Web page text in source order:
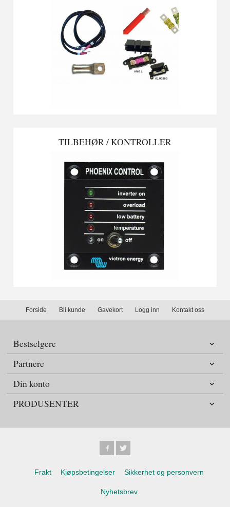
TILBEHØR / KONTROLLER
Forside Bli kunde Gavekort Logg inn Kontakt oss
Bestselgere
Partnere
Din konto
PRODUSENTER
Frakt Kjøpsbetingelser Sikkerhet og personvern
Nyhetsbrev